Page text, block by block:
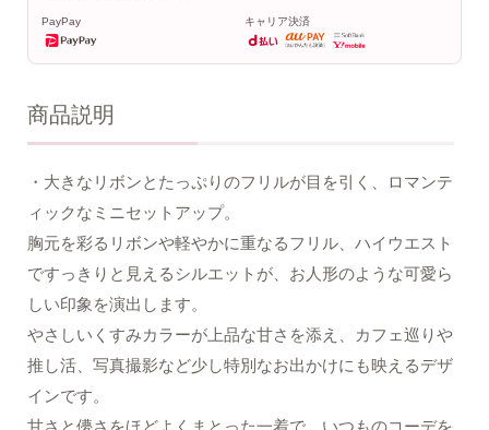
PayPay キャリア決済
商品説明
・大きなリボンとたっぷりのフリルが目を引く、ロマンテ
ィックなミニセットアップ。
胸元を彩るリボンや軽やかに重なるフリル、ハイウエスト
ですっきりと見えるシルエットが、お人形のような可愛ら
しい印象を演出します。
やさしいくすみカラーが上品な甘さを添え、カフェ巡りや
推し活、写真撮影など少し特別なお出かけにも映えるデザ
インです。